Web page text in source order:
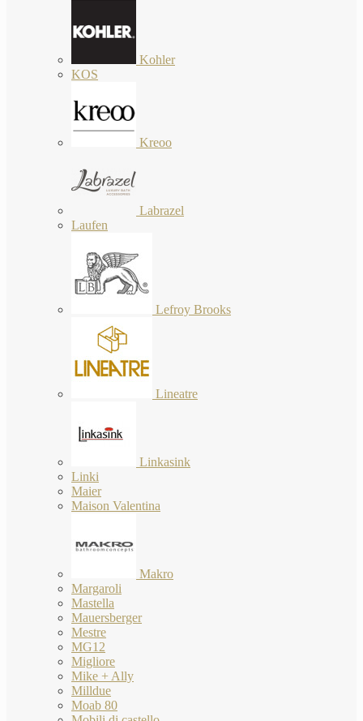
Kohler
KOS
Kreoo
Labrazel
Laufen
Lefroy Brooks
Lineatre
Linkasink
Linki
Maier
Maison Valentina
Makro
Margaroli
Mastella
Mauersberger
Mestre
MG12
Migliore
Mike + Ally
Milldue
Moab 80